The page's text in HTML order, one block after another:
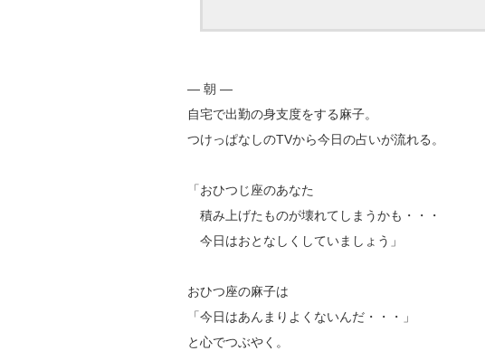
― 朝 ―
自宅で出勤の身支度をする麻子。
つけっぱなしのTVから今日の占いが流れる。
「おひつじ座のあなた
積み上げたものが壊れてしまうかも・・・
今日はおとなしくしていましょう」
おひつ座の麻子は
「今日はあんまりよくないんだ・・・」
と心でつぶやく。